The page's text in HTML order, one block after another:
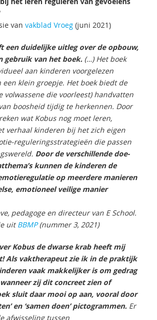
van vakblad Vroeg (juni 2021)
een duidelijke uitleg over de opbouw,
gebruik van het boek. (…) Het boek
aan kinderen voorgelezen
een klein groepje. Het boek biedt de
volwassene die voorleest) handvatten
boosheid tijdig te herkennen. Door
wat Kobus nog moet leren,
verhaal kinderen bij het zich eigen
reguleringsstrategieën die passen
Door de verschillende doe-
kunnen de kinderen de
op meerdere manieren
emotioneel veilige manier
pedagoge en directeur van E School.
uitBBMP(nummer 3, 2021)
Kobus de dwarse krab heeft mij
Als vaktherapeut zie ik in de praktijk
vaak makkelijker is om gedrag
zij dit concreet zien of
sluit daar mooi op aan, vooral door
en ‘samen doen’ pictogrammen. Er
afwisseling tussen